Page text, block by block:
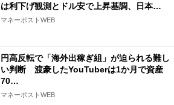
は利下げ観測とドル安で上昇基調、日本…
マネーポストWEB
円高反転で「海外出稼ぎ組」が迫られる難し
い判断 渡豪したYouTuberは1か月で資産
70…
マネーポストWEB